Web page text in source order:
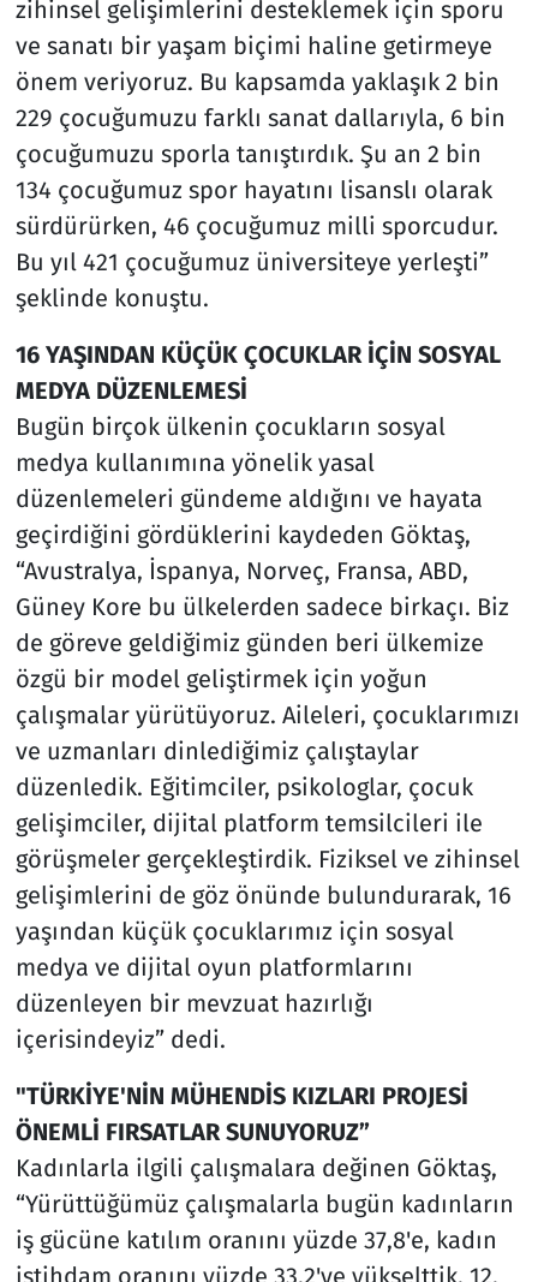
zihinsel gelişimlerini desteklemek için sporu
ve sanatı bir yaşam biçimi haline getirmeye
önem veriyoruz. Bu kapsamda yaklaşık 2 bin
229 çocuğumuzu farklı sanat dallarıyla, 6 bin
çocuğumuzu sporla tanıştırdık. Şu an 2 bin
134 çocuğumuz spor hayatını lisanslı olarak
sürdürürken, 46 çocuğumuz milli sporcudur.
Bu yıl 421 çocuğumuz üniversiteye yerleşti”
şeklinde konuştu.
16 YAŞINDAN KÜÇÜK ÇOCUKLAR İÇİN SOSYAL
MEDYA DÜZENLEMESİ
Bugün birçok ülkenin çocukların sosyal
medya kullanımına yönelik yasal
düzenlemeleri gündeme aldığını ve hayata
geçirdiğini gördüklerini kaydeden Göktaş,
“Avustralya, İspanya, Norveç, Fransa, ABD,
Güney Kore bu ülkelerden sadece birkaçı. Biz
de göreve geldiğimiz günden beri ülkemize
özgü bir model geliştirmek için yoğun
çalışmalar yürütüyoruz. Aileleri, çocuklarımızı
ve uzmanları dinlediğimiz çalıştaylar
düzenledik. Eğitimciler, psikologlar, çocuk
gelişimciler, dijital platform temsilcileri ile
görüşmeler gerçekleştirdik. Fiziksel ve zihinsel
gelişimlerini de göz önünde bulundurarak, 16
yaşından küçük çocuklarımız için sosyal
medya ve dijital oyun platformlarını
düzenleyen bir mevzuat hazırlığı
içerisindeyiz” dedi.
"TÜRKİYE'NİN MÜHENDİS KIZLARI PROJESİ
ÖNEMLİ FIRSATLAR SUNUYORUZ”
Kadınlarla ilgili çalışmalara değinen Göktaş,
“Yürüttüğümüz çalışmalarla bugün kadınların
iş gücüne katılım oranını yüzde 37,8'e, kadın
istihdam oranını yüzde 33,2'ye yükselttik. 12.